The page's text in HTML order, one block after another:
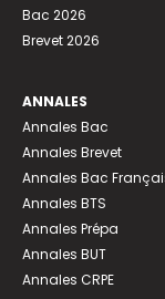
Bac 2026
Brevet 2026
ANNALES
Annales Bac
Annales Brevet
Annales Bac
Annales BTS
Annales Prépa
Annales BUT
Annales CRPE